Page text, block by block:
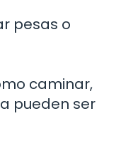
pesas o
caminar,
pueden ser